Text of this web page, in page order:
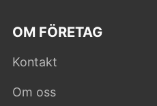
OM FÖRETAG
Kontakt
Om oss